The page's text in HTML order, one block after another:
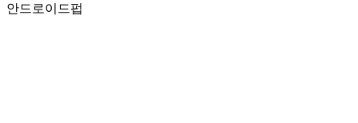
안드로이드펍